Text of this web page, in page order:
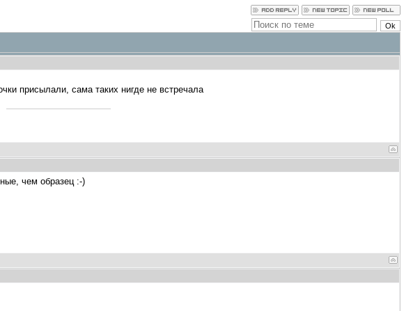
присылали, сама таких нигде не встречала
чем образец :-)